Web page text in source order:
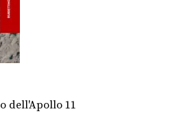
dell'Apollo 11